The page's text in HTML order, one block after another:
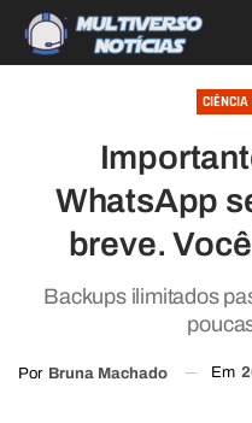
CIÊNCIA
WhatsApp
breve.
Backups ilimitados
Por Bruna Machado Em